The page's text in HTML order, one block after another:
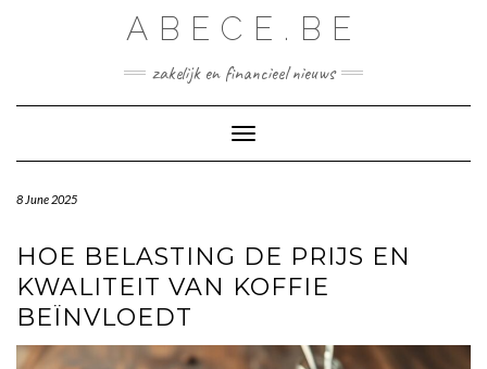
ABECE.BE
zakelijk en financieel nieuws
Toggle Navigation
8 June 2025
HOE BELASTING DE PRIJS EN
KWALITEIT VAN KOFFIE
BEÏNVLOEDT